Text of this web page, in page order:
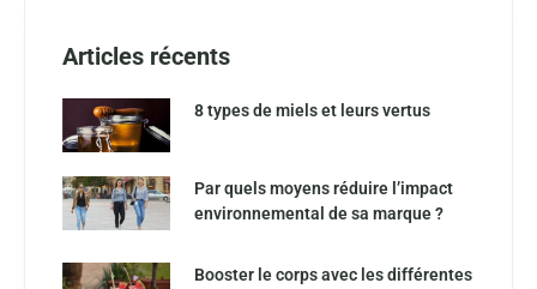
Articles récents
8 types de miels et leurs vertus
Par quels moyens réduire l’impact
environnemental de sa marque ?
Booster le corps avec les différentes